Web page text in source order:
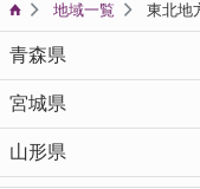
地域一覧 東北地
青森県
宮城県
山形県